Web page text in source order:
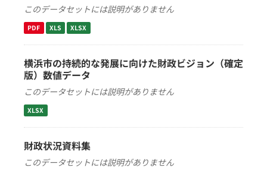
このデータセットには説明がありません
PDF XLS XLSX
横浜市の持続的な発展に向けた財政ビジョン（確定
版）数値データ
このデータセットには説明がありません
XLSX
財政状況資料集
このデータセットには説明がありません